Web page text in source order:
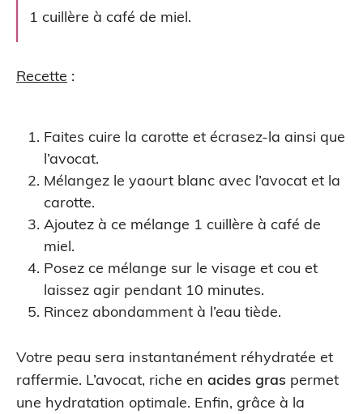
1 cuillère à café de miel.
Recette :
Faites cuire la carotte et écrasez-la ainsi que
l’avocat.
Mélangez le yaourt blanc avec l’avocat et la
carotte.
Ajoutez à ce mélange 1 cuillère à café de
miel.
Posez ce mélange sur le visage et cou et
laissez agir pendant 10 minutes.
Rincez abondamment à l’eau tiède.
Votre peau sera instantanément réhydratée et
raffermie. L’avocat, riche en acides gras permet
une hydratation optimale. Enfin, grâce à la